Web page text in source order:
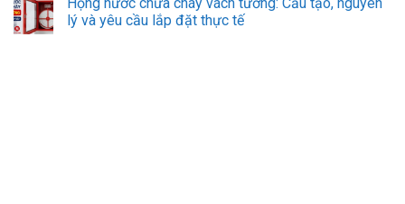
Họng nước chữa cháy vách tường: Cấu tạo, nguyên
lý và yêu cầu lắp đặt thực tế